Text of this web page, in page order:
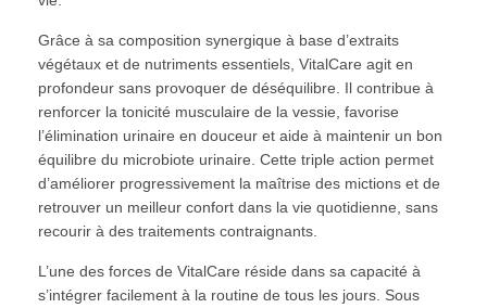
Grâce à sa composition synergique à base d’extraits
végétaux et de nutriments essentiels, VitalCare agit en
profondeur sans provoquer de déséquilibre. Il contribue à
renforcer la tonicité musculaire de la vessie, favorise
l’élimination urinaire en douceur et aide à maintenir un bon
équilibre du microbiote urinaire. Cette triple action permet
d’améliorer progressivement la maîtrise des mictions et de
retrouver un meilleur confort dans la vie quotidienne, sans
recourir à des traitements contraignants.
L’une des forces de VitalCare réside dans sa capacité à
s’intégrer facilement à la routine de tous les jours. Sous